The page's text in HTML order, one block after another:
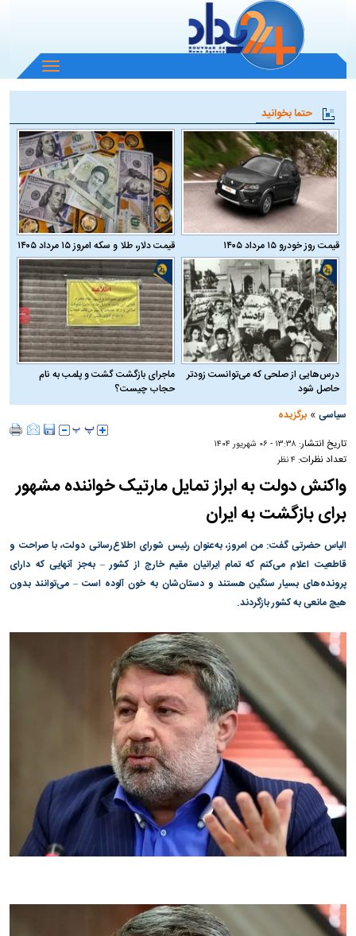
باز
و
منو
حتما بخوانید
قیمت روز خودرو ۱۵ مرداد ۱۴۰۵ قیمت دلار، طلا و سکه امروز ۱۵ مرداد ۱۴۰۵
درس‌هایی از صلحی که می‌توانست زودتر
حاصل شود
ماجرای بازگشت گشت و پلمب به نام
حجاب چیست؟
سیاسی »برگزیده
تاریخ انتشار: ۱۳:۳۸ - ۰۶ شهريور ۱۴۰۴
تعداد نظرات: ۴ نظر
واکنش دولت به ابراز تمایل مارتیک خواننده مشهور
برای بازگشت به ایران
الیاس حضرتی گفت: من امروز، به‌عنوان رئیس شورای اطلاع‌رسانی دولت، با صراحت و
قاطعیت اعلام می‌کنم که تمام ایرانیان مقیم خارج از کشور – به‌جز آنهایی که دارای
پرونده‌های بسیار سنگین هستند و دستان‌شان به خون آلوده است – می‌توانند بدون
هیچ مانعی به کشور بازگردند.